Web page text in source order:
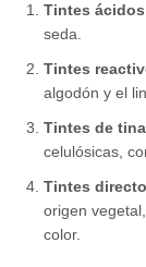
Tintes ácidos
seda.
Tintes
algodón y el
Tintes de tina
celulósicas,
Tintes
origen
color.